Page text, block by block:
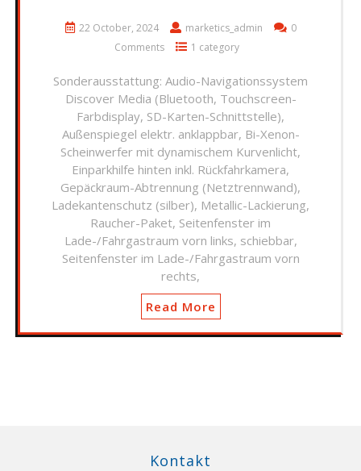
22 October, 2024 marketics_admin
0
Comments
1 category
Sonderausstattung: Audio-Navigationssystem
Discover Media (Bluetooth, Touchscreen-
Farbdisplay, SD-Karten-Schnittstelle),
Außenspiegel elektr. anklappbar, Bi-Xenon-
Scheinwerfer mit dynamischem Kurvenlicht,
Einparkhilfe hinten inkl. Rückfahrkamera,
Gepäckraum-Abtrennung (Netztrennwand),
Ladekantenschutz (silber), Metallic-Lackierung,
Raucher-Paket, Seitenfenster im
Lade-/Fahrgastraum vorn links, schiebbar,
Seitenfenster im Lade-/Fahrgastraum vorn
rechts,
Read More
Kontakt